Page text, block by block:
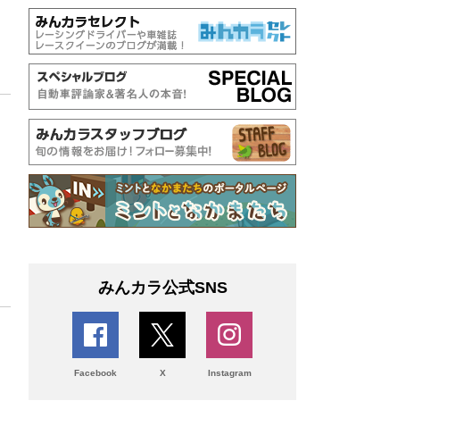
みんカラ公式SNS
Facebook X Instagram